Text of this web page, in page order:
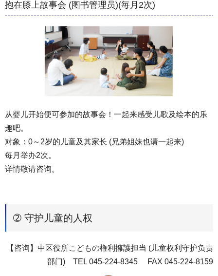
抱在膝上故事会 (图书管理员)(毎月2次)
从婴儿开始便可参加的故事会！一起来感受儿歌及绘本的乐
趣吧。
对象：0～2岁的儿童及其家长 (兄弟姐妹也请一起来)
每月举办2次。
详情敬请咨询。
➁ 守护儿童的人权
【咨询】中区役所こどもの権利擁護担当 (儿童权利守护负责
部门) TEL 045-224-8345 FAX 045-224-8159